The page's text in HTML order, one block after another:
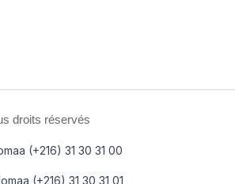
droits réservés
(+216) 31 30 31 00
(+216) 31 30 31 01